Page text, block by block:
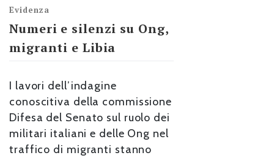
Evidenza
Numeri e silenzi su Ong,
migranti e Libia
I lavori dell’indagine
conoscitiva della commissione
Difesa del Senato sul ruolo dei
militari italiani e delle Ong nel
traffico di migranti stanno